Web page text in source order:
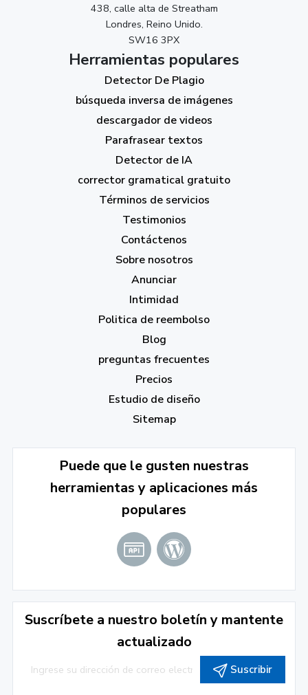
438, calle alta de Streatham
Londres, Reino Unido.
SW16 3PX
Herramientas populares
Detector De Plagio
búsqueda inversa de imágenes
descargador de videos
Parafrasear textos
Detector de IA
corrector gramatical gratuito
Términos de servicios
Testimonios
Contáctenos
Sobre nosotros
Anunciar
Intimidad
Politica de reembolso
Blog
preguntas frecuentes
Precios
Estudio de diseño
Sitemap
Puede que le gusten nuestras
herramientas y aplicaciones más
populares
Suscríbete a nuestro boletín y mantente
actualizado
Suscribir